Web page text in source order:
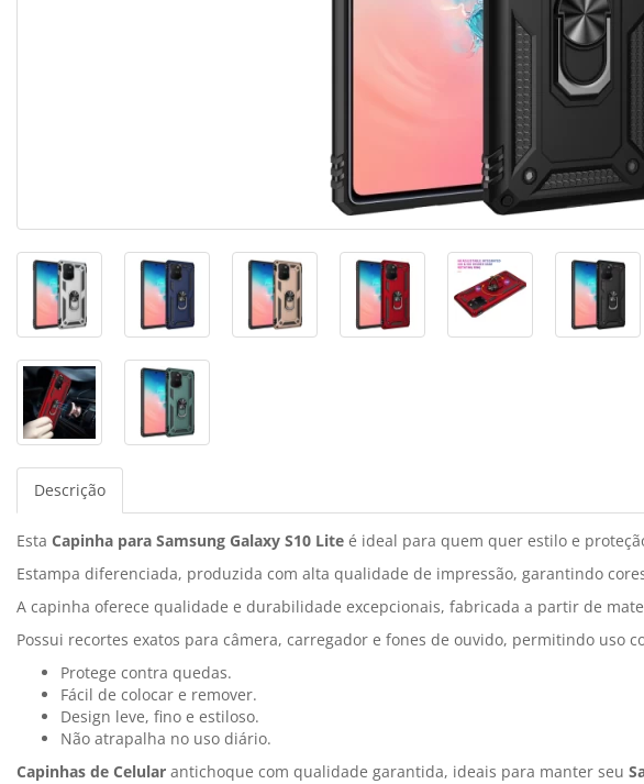
Descrição
Esta Capinha para Samsung Galaxy S10 Lite é ideal para quem quer estilo e
Estampa diferenciada, produzida com alta qualidade de impressão, garantindo
A capinha oferece qualidade e durabilidade excepcionais, fabricada a partir de
Possui recortes exatos para câmera, carregador e fones de ouvido, permitindo uso
Protege contra quedas.
Fácil de colocar e remover.
Design leve, fino e estiloso.
Não atrapalha no uso diário.
Capinhas de Celular antichoque com qualidade garantida, ideais para manter seu